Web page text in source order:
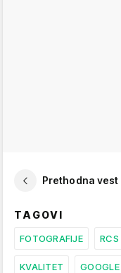
Prethodna vest
TAGOVI
FOTOGRAFIJE RCS
KVALITET GOOGLE